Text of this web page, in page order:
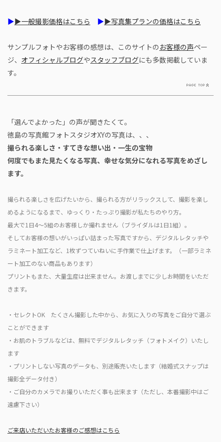
▶▶一般撮影価格はこちら ▶▶写真集プランの価格はこちら
サンプルフォトやお客様の感想は、このサイトの お客様の声ペー
ジ、 オフィシャルブログやスタッフブログにも多数掲載していま
す。
「選んでよかった」の声が聞きたくて。
徳島の写真館フォトスタジオXYの写真は、、、
撮られる楽しさ・すてきな想い出・一生の宝物
何度でもまた見たくなる写真、幸せな気分になれる写真をめざし
ます。
撮られる楽しさを広げたいから、撮られる方がリラックスして、撮影を楽し
めるようになるまで、
ゆっくり・たっぷり撮影が私たちのやり方。
最大で1日4〜5組のお客様しか撮れません（ブライダルは1日1組）。
そしてお客様の想いがいっぱい詰まった写真ですから、デジタルレタッチや
ラミネート加工など、 1枚ずつていねいに手作業で仕上げます。
（一部ラミネ
ート加工のない商品もあります）
プリントもまた、大量生産は出来ません。お渡しまでに少しお時間をいただ
きます。
・ セレクトOK たくさん撮影した中から、お気に入りの写真をご自分で選ぶ
ことができます
・お肌のトラブルなどは、無料でデジタルレタッチ（フォトメイク）いたし
ます
・プリントしない写真のデータも、別途販売いたします（結婚式スナップは
撮影全データ付き）
・ご自分のカメラでお撮りいただく事も出来ます（ただし、本番撮影中はご
遠慮下さい）
ご来店いただいたお客様のご感想はこちら